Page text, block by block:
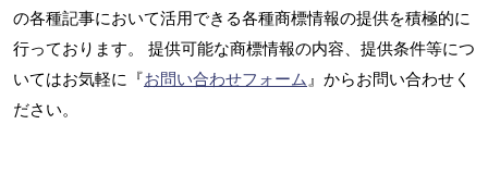
の各種記事において活用できる各種商標情報の提供を積極的に
行っております。 提供可能な商標情報の内容、提供条件等につ
いてはお気軽に『お問い合わせフォーム』からお問い合わせく
ださい。